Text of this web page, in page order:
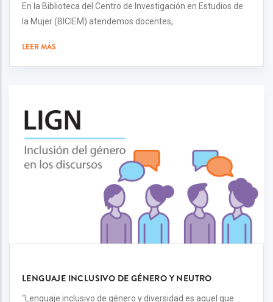
En la Biblioteca del Centro de Investigación en Estudios de
la Mujer (BICIEM) atendemos docentes,
LEER MÁS
LENGUAJE INCLUSIVO DE GÉNERO Y NEUTRO
“Lenguaje inclusivo de género y diversidad es aquel que